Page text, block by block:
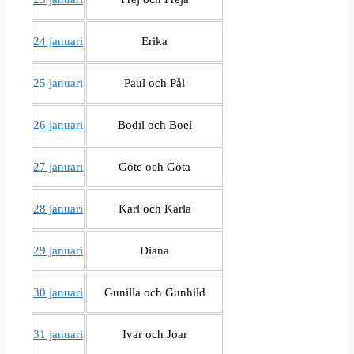
24 januari Erika
25 januari Paul och Pål
26 januari Bodil och Boel
27 januari Göte och Göta
28 januari Karl och Karla
29 januari Diana
30 januari Gunilla och Gunhild
31 januari Ivar och Joar